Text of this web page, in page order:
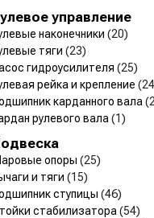
управление
наконечники (20)
тяги (23)
гидроусилителя (25)
рейка и крепление
карданного вала
рулевого вала (1)
опоры (25)
и тяги (15)
ступицы (46)
стабилизатора (54)